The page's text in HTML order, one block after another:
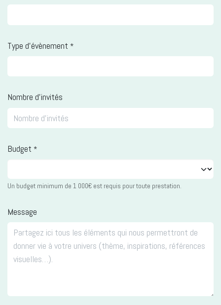
Type d'évènement *
Nombre d'invités
Budget *
Un budget minimum de 1 000€ est requis pour toute prestation.
Message